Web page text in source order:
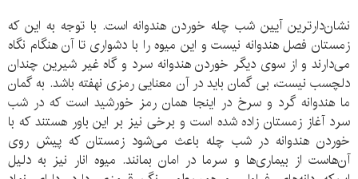
نشان‌دارترین آیین شب چله خوردن هندوانه است. با توجه به این که
زمستان فصل هندوانه نیست و این میوه را با دشواری تا آن هنگام نگاه
می‌دارند و از سوی دیگر خوردن هندوانه سرد و گاه غیر شیرین چندان
دلچسب نیست، بی گمان باید در آن معنایی رمزی نهفته باشد. به گمان
ما هندوانه گرد و سرخ در اینجا همان رمز خورشید است که در شب
سرد آغاز زمستان زاده شده است و برخی نیز بر این باور هستند که با
خوردن هندوانه در شب چله باعث می‌شود زمستان که پیش روی
آن‌هاست از بیماری‌ها و سرما در امان بمانند. میوه انار نیز به دلیل